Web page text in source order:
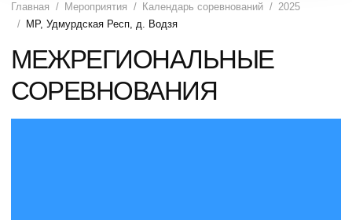
Главная Мероприятия Календарь соревнований
2025
МР, Удмурдская Респ, д. Водзя
МЕЖРЕГИОНАЛЬНЫЕ
СОРЕВНОВАНИЯ